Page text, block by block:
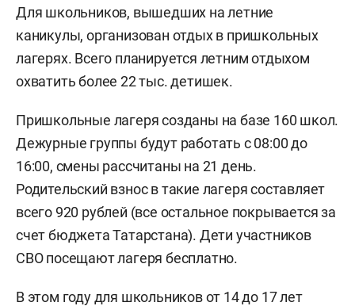
Для школьников, вышедших на летние
каникулы, организован отдых в пришкольных
лагерях. Всего планируется летним отдыхом
охватить более 22 тыс. детишек.
Пришкольные лагеря созданы на базе 160 школ.
Дежурные группы будут работать с 08:00 до
16:00, смены рассчитаны на 21 день.
Родительский взнос в такие лагеря составляет
всего 920 рублей (все остальное покрывается за
счет бюджета Татарстана). Дети участников
СВО посещают лагеря бесплатно.
В этом году для школьников от 14 до 17 лет